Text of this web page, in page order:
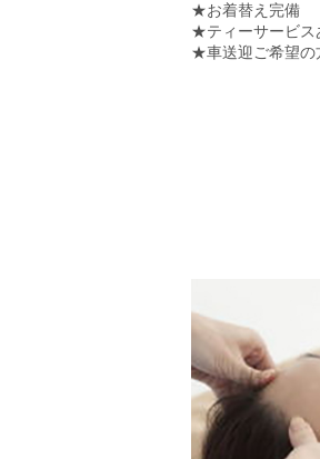
★お着替え完備
★ティーサービス
★車送迎ご希望の